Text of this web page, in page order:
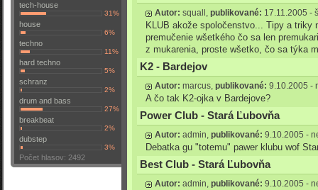
tech-house
31%
house
6%
techno
11%
hard techno
5%
schranz
2%
drum and bass
27%
breakbeat
2%
dubstep
3%
Počet hlasov: 2492
Autor: squall, publikované: 17.11.2005 -
KLUB akože spoločenstvo... Tipy a triky
premučenie wšetkého čo sa len
z mukarenia, proste wšetko, čo sa týka
K2 - Bardejov
Autor: marcus, publikované: 9.10.2005 -
A čo tak K2-ojka v Bardejove?
Power Club - Stará Ľubovňa
Autor: admin, publikované: 9.10.2005 -
Debatka gu "totemu" pawer klubu wof
Best Club - Stará Ľubovňa
Autor: admin, publikované: 9.10.2005 -